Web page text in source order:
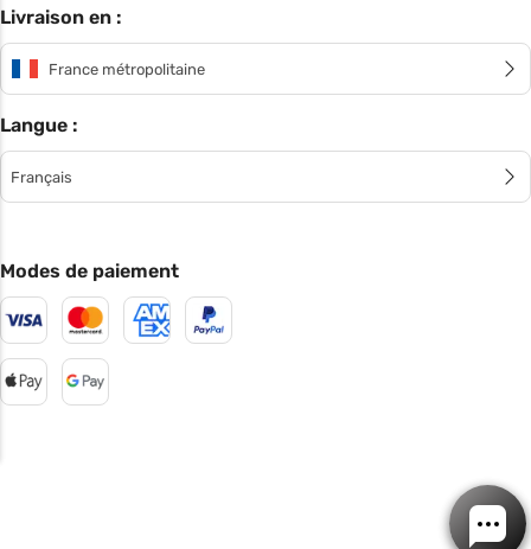
Livraison en :
France métropolitaine
Langue :
Français
Modes de paiement